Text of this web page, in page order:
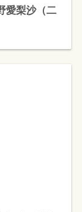
愛梨沙（二